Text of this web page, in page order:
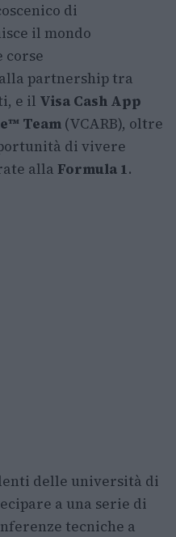
di
il mondo
corse
partnership tra
e il Visa Cash App
Team (VCARB), oltre
di vivere
alla Formula 1.
delle università di
a una serie di
tecniche a